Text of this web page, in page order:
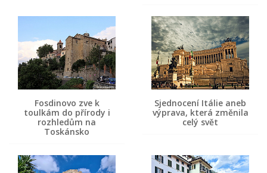
Fosdinovo zve k
toulkám do přírody i
rozhledům na
Toskánsko
Sjednocení Itálie aneb
výprava, která změnila
celý svět